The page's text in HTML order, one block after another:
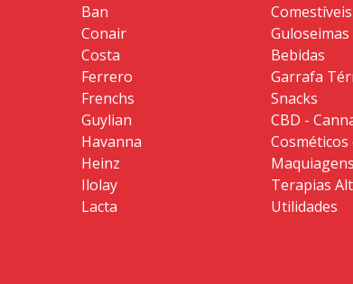
Ban
Conair
Costa
Ferrero
Frenchs
Guylian
Havanna
Heinz
Ilolay
Lacta
Comestíveis
Guloseimas
Bebidas
Garrafa
Snacks
CBD -
Cosméticos
Maquiagens
Terapias
Utilidades